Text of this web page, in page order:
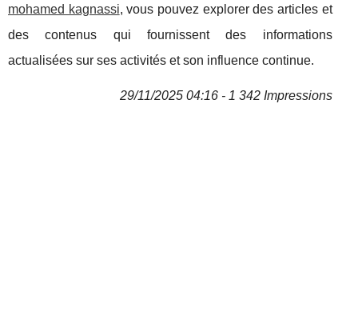
mohamed kagnassi, vous pouvez explorer des articles et
des contenus qui fournissent des informations
actualisées sur ses activités et son influence continue.
29/11/2025 04:16 - 1 342 Impressions